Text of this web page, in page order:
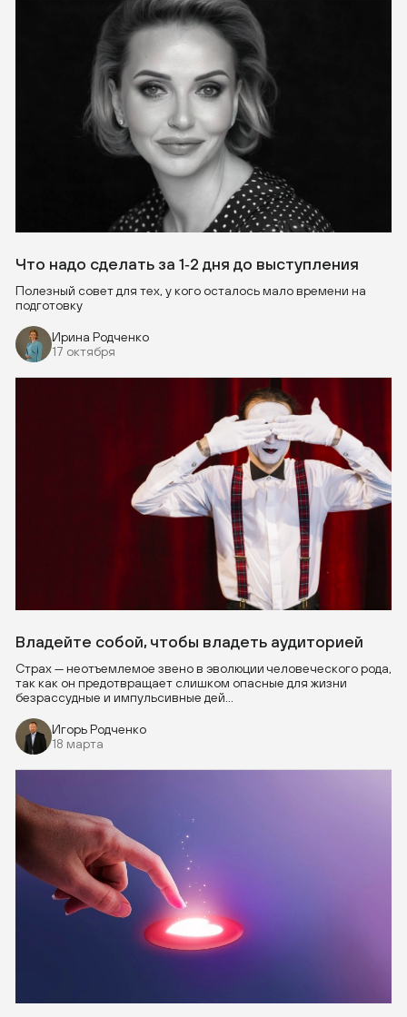
Что надо сделать за 1‑2 дня до выступления
Полезный совет для тех, у кого осталось мало времени на
подготовку
Ирина Родченко
17 октября
Владейте собой, чтобы владеть аудиторией
Страх — неотъемлемое звено в эволюции человеческого рода,
так как он предотвращает слишком опасные для жизни
безрассудные и импульсивные дей...
Игорь Родченко
18 марта